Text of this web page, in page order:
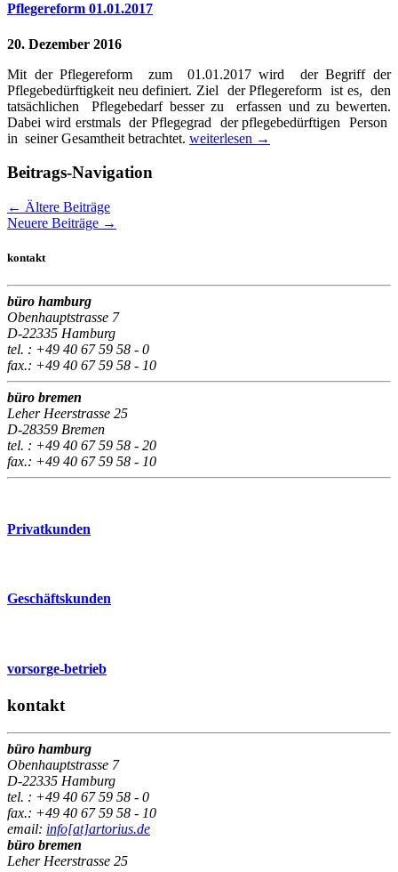
Pflegereform 01.01.2017
20. Dezember 2016
Mit der Pflegereform zum 01.01.2017 wird der Begriff der
Pflegebedürftigkeit neu definiert. Ziel der Pflegereform ist es, den
tatsächlichen Pflegebedarf besser zu erfassen und zu bewerten.
Dabei wird erstmals der Pflegegrad der pflegebedürftigen Person
in seiner Gesamtheit betrachtet. weiterlesen →
Beitrags-Navigation
← Ältere Beiträge
Neuere Beiträge →
kontakt
büro hamburg
Obenhauptstrasse 7
D-22335 Hamburg
tel. : +49 40 67 59 58 - 0
fax.: +49 40 67 59 58 - 10
büro bremen
Leher Heerstrasse 25
D-28359 Bremen
tel. : +49 40 67 59 58 - 20
fax.: +49 40 67 59 58 - 10
Privatkunden
Geschäftskunden
vorsorge-betrieb
kontakt
büro hamburg
Obenhauptstrasse 7
D-22335 Hamburg
tel. : +49 40 67 59 58 - 0
fax.: +49 40 67 59 58 - 10
email: info[at]artorius.de
büro bremen
Leher Heerstrasse 25